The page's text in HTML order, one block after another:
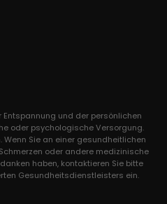
und der persönlichen
oder psychologische Versorgung.
Sie an einer gesundheitlichen
oder andere medizinische
haben, kontaktieren Sie bitte
Gesundheitsdienstleisters ein.